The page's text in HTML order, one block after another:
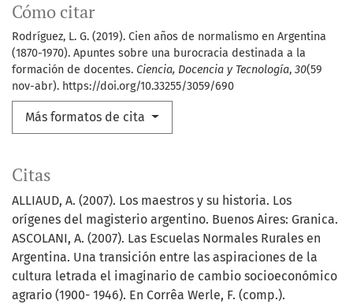
Cómo citar
Rodríguez, L. G. (2019). Cien años de normalismo en Argentina
(1870-1970). Apuntes sobre una burocracia destinada a la
formación de docentes. Ciencia, Docencia y Tecnología, 30(59
nov-abr). https://doi.org/10.33255/3059/690
Más formatos de cita
Citas
ALLIAUD, A. (2007). Los maestros y su historia. Los
orígenes del magisterio argentino. Buenos Aires: Granica.
ASCOLANI, A. (2007). Las Escuelas Normales Rurales en
Argentina. Una transición entre las aspiraciones de la
cultura letrada el imaginario de cambio socioeconómico
agrario (1900- 1946). En Corrêa Werle, F. (comp.).